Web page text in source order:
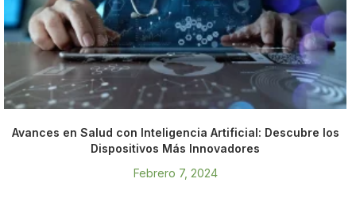
Avances en Salud con Inteligencia Artificial: Descubre los
Dispositivos Más Innovadores
Febrero 7, 2024